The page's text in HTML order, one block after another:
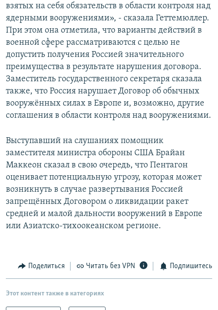
взятых на себя обязательств в области контроля над
ядерными вооружениями», - сказала Геттемюллер.
При этом она отметила, что варианты действий в
военной сфере рассматриваются с целью не
допустить получения Россией значительного
преимущества в результате нарушения договора.
Заместитель государственного секретаря сказала
также, что Россия нарушает Договор об обычных
вооружённых силах в Европе и, возможно, другие
соглашения в области контроля над вооружениями.
Выступавший на слушаниях помощник
заместителя министра обороны США Брайан
Маккеон сказал в свою очередь, что Пентагон
оценивает потенциальную угрозу, которая может
возникнуть в случае развертывания Россией
запрещённых Договором о ликвидации ракет
средней и малой дальности вооружений в Европе
или Азиатско-тихоокеанском регионе.
Поделиться Читать без VPN Подпишитесь
Этот контент также в категориях